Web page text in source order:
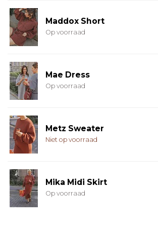
Maddox Short
Op voorraad
Mae Dress
Op voorraad
Metz Sweater
Niet op voorraad
Mika Midi Skirt
Op voorraad